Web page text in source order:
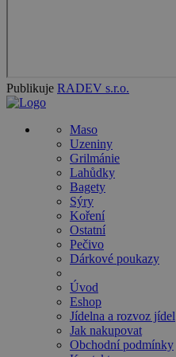
Publikuje RADEV s.r.o.
Maso
Uzeniny
Grilmánie
Lahůdky
Bagety
Sýry
Koření
Ostatní
Pečivo
Dárkové poukazy
Úvod
Eshop
Jídelna a rozvoz jídel
Jak nakupovat
Obchodní podmínky